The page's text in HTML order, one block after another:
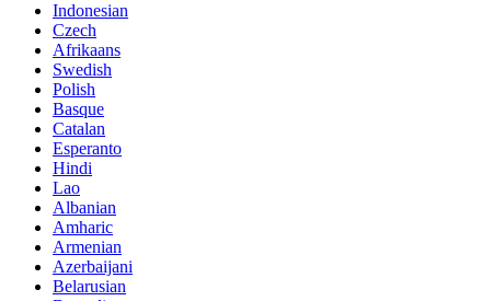
Indonesian
Czech
Afrikaans
Swedish
Polish
Basque
Catalan
Esperanto
Hindi
Lao
Albanian
Amharic
Armenian
Azerbaijani
Belarusian